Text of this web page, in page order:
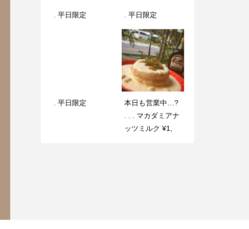
. 平日限定️ . 平日限定️
. 平日限定️
本日も営業中…?
. . . マカダミアナ
ッツミルク ¥1,
本日の日替わりラ
. 平日限定️
. 平日限定️